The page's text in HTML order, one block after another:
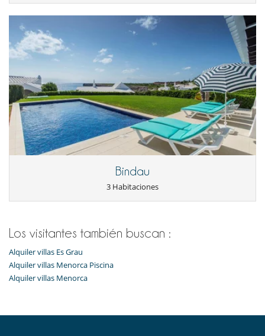
Bindau
3 Habitaciones
Los visitantes también buscan :
Alquiler villas Es Grau
Alquiler villas Menorca Piscina
Alquiler villas Menorca